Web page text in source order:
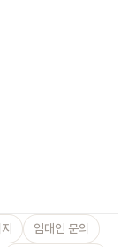
임대인 문의